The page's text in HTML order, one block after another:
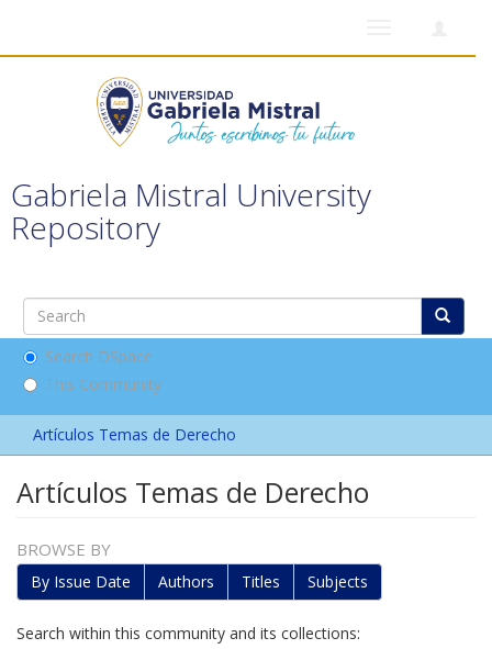
Gabriela Mistral University
Repository
Search DSpace
This Community
Artículos Temas de Derecho
Artículos Temas de Derecho
BROWSE BY
By Issue Date Authors Titles Subjects
Search within this community and its collections: